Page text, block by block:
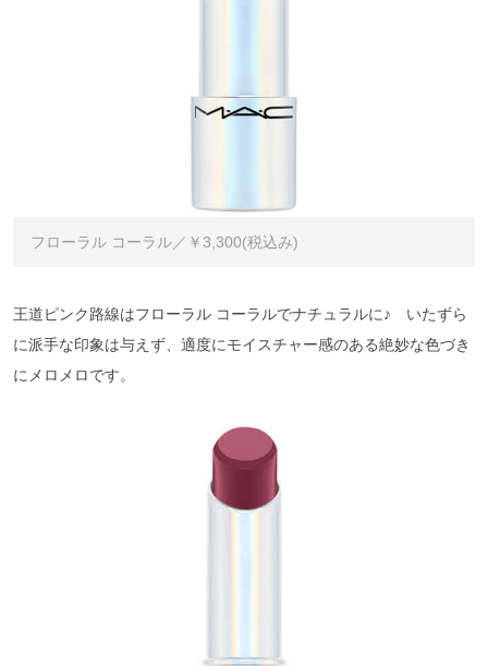
フローラル コーラル／￥3,300(税込み)
王道ピンク路線はフローラル コーラルでナチュラルに♪ いたずら
に派手な印象は与えず、適度にモイスチャー感のある絶妙な色づき
にメロメロです。